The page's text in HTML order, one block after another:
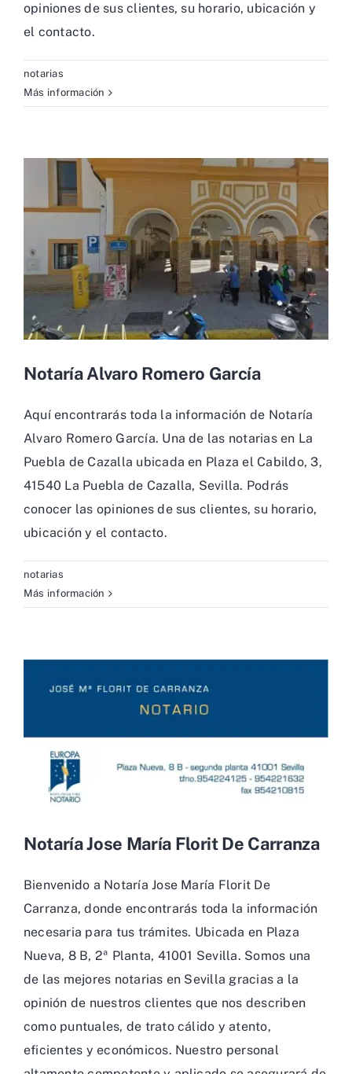
opiniones de sus clientes, su horario, ubicación y
el contacto.
notarias
Más información
Notaría Alvaro Romero García
Aquí encontrarás toda la información de Notaría
Alvaro Romero García. Una de las notarias en La
Puebla de Cazalla ubicada en Plaza el Cabildo, 3,
41540 La Puebla de Cazalla, Sevilla. Podrás
conocer las opiniones de sus clientes, su horario,
ubicación y el contacto.
notarias
Más información
Notaría Jose María Florit De Carranza
Bienvenido a Notaría Jose María Florit De
Carranza, donde encontrarás toda la información
necesaria para tus trámites. Ubicada en Plaza
Nueva, 8 B, 2ª Planta, 41001 Sevilla. Somos una
de las mejores notarias en Sevilla gracias a la
opinión de nuestros clientes que nos describen
como puntuales, de trato cálido y atento,
eficientes y económicos. Nuestro personal